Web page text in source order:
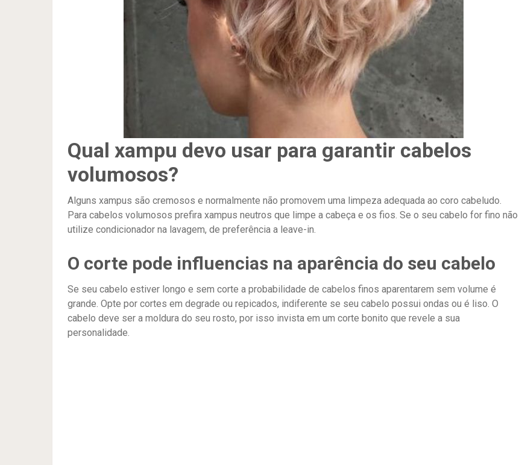
Qual xampu devo usar para garantir cabelos
volumosos?
Alguns xampus são cremosos e normalmente não promovem uma limpeza adequada ao coro cabeludo.
Para cabelos volumosos prefira xampus neutros que limpe a cabeça e os fios. Se o seu cabelo for fino não
utilize condicionador na lavagem, de preferência a leave-in.
O corte pode influencias na aparência do seu cabelo
Se seu cabelo estiver longo e sem corte a probabilidade de cabelos finos aparentarem sem volume é
grande. Opte por cortes em degrade ou repicados, indiferente se seu cabelo possui ondas ou é liso. O
cabelo deve ser a moldura do seu rosto, por isso invista em um corte bonito que revele a sua
personalidade.